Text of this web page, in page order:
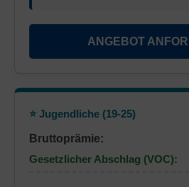
ANGEBOT
⭐ Jugendliche (19-25)
Bruttoprämie:
Gesetzlicher Abschlag (VOC):